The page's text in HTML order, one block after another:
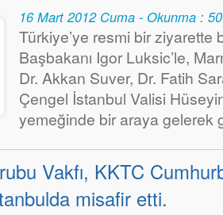
16 Mart 2012 Cuma - Okunma :
Türkiye’ye resmi bir ziyarette
Başbakanı Igor Luksic’le,
Dr. Akkan Suver, Dr. Fatih
Çengel İstanbul Valisi
yemeğinde bir araya gelerek
Vakfı, KKTC
misafir etti.